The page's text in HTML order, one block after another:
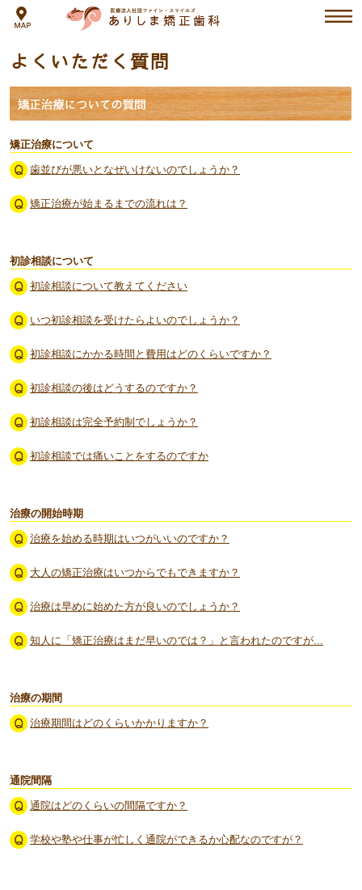
よ
く
た
だ
く
質
矯
正
治
療
の
保
護
者
方
の
矯正治療について
歯並びが悪いとなぜいけないのでしょうか？
矯正治療が始まるまでの流れは？
初診相談について
初診相談について教えてください
いつ初診相談を受けたらよいのでしょうか？
初診相談にかかる時間と費用はどのくらいですか？
初診相談の後はどうするのですか？
初診相談は完全予約制でしょうか？
初診相談では痛いことをするのですか
治療の開始時期
治療を始める時期はいつがいいのですか？
大人の矯正治療はいつからでもできますか？
治療は早めに始めた方が良いのでしょうか？
知人に「矯正治療はまだ早いのでは？」と言われたのですが...
治療の期間
治療期間はどのくらいかかりますか？
通院間隔
通院はどのくらいの間隔ですか？
学校や塾や仕事が忙しく通院ができるか心配なのですが？